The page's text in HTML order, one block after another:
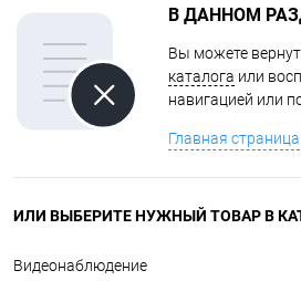
В ДАННОМ
Вы можете
каталога или
навигацией или
Главная страница
ИЛИ ВЫБЕРИТЕ НУЖНЫЙ ТОВАР В
Видеонаблюдение